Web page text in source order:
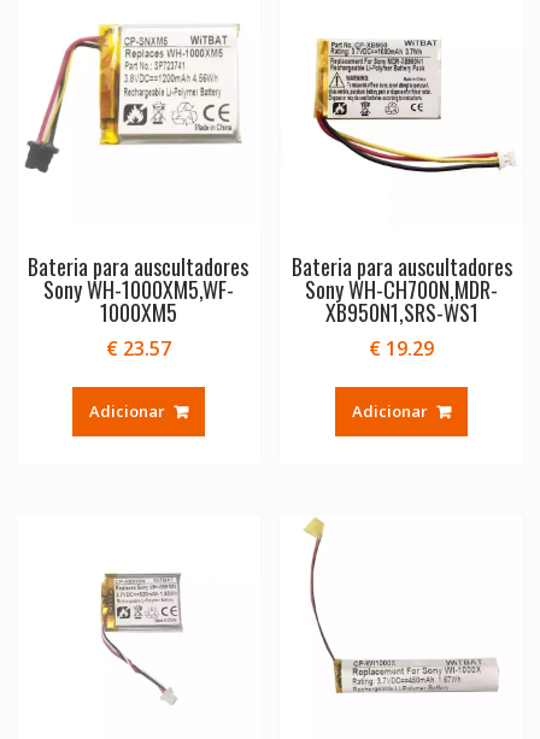
Bateria para auscultadores
Sony WH-1000XM5,WF-
1000XM5
€23.57
Adicionar
Bateria para auscultadores
Sony WH-CH700N,MDR-
XB950N1,SRS-WS1
€ 19.29
Adicionar